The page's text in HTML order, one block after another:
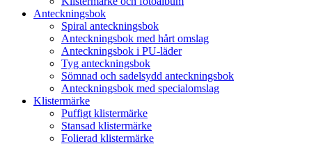
Anteckningsbok
Spiral anteckningsbok
Anteckningsbok med hårt omslag
Anteckningsbok i PU-läder
Tyg anteckningsbok
Sömnad och sadelsydd anteckningsbok
Anteckningsbok med specialomslag
Klistermärke
Puffigt klistermärke
Stansad klistermärke
Folierad klistermärke